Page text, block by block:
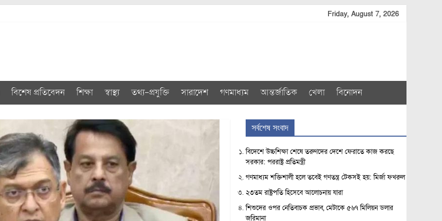
Friday, August 7, 2026
বিশেষ প্রতিবেদন শিক্ষা স্বাস্থ্য তথ্য-প্রযুক্তি সারাদেশ গণমাধ্যম আন্তর্জাতিক খেলা বিনোদন
সর্বশেষ সংবাদ
বিদেশে উচ্চশিক্ষা শেষে তরুণদের দেশে ফেরাতে কাজ করছে
সরকার: পররাষ্ট্র প্রতিমন্ত্রী
গণমাধ্যম শক্তিশালী হলে তবেই গণতন্ত্র টেকসই হয়: মির্জা ফখরুল
২৩তম রাষ্ট্রপতি হিসেবে আলোচনায় যারা
শিশুদের ওপর নেতিবাচক প্রভাব, মেটাকে ৫৬৭ মিলিয়ন ডলার
জরিমানা